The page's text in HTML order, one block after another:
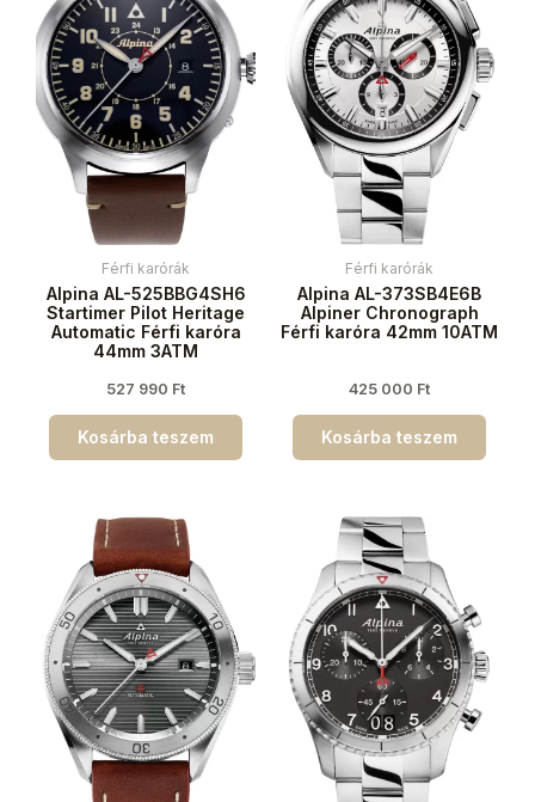
Férfi karórák
Alpina AL-525BBG4SH6
Startimer Pilot Heritage
Automatic Férfi karóra
44mm 3ATM
527 990 Ft
Kosárba teszem
Férfi karórák
Alpina AL-373SB4E6B
Alpiner Chronograph
Férfi karóra 42mm 10ATM
425 000 Ft
Kosárba teszem